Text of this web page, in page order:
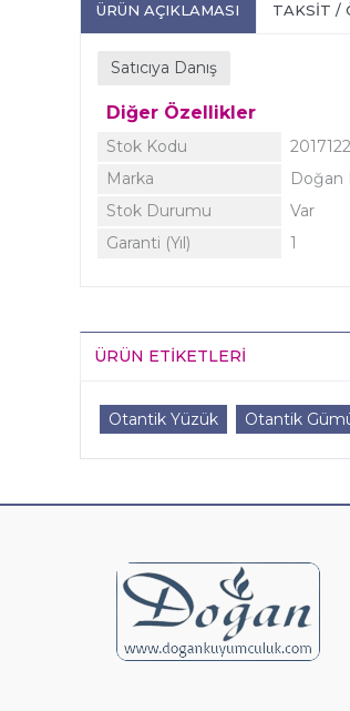
ÜRÜN AÇIKLAMASI TAKSIT /
Satıcıya Danış
Diğer Özellikler
Stok Kodu
Marka
Doğan
Stok Durumu
Var
Garanti (Yıl)
1
ÜRÜN ETIKETLERI
Otantik Yüzük Otantik